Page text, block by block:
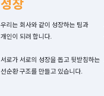
우리는 회사와 같이 성장하는 팀과
개인이 되려 합니다.
서로가 서로의 성장을 돕고 뒷받침하는
선순환 구조를 만들고 있습니다.